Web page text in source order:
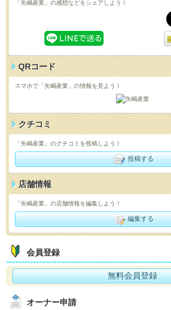
「矢嶋産業」の感想などをシェアしよう！
QRコード
スマホで「矢嶋産業」の情報を見よう！
クチコミ
「矢嶋産業」のクチコミを投稿しよう！
投稿する
店舗情報
「矢嶋産業」の店舗情報を編集しよう！
編集する
会員登録
無料会員登録
オーナー申請